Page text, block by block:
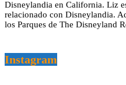
Disneylandia en California. Liz
relacionado con Disneylandia.
los Parques de The Disneyland
Instagram